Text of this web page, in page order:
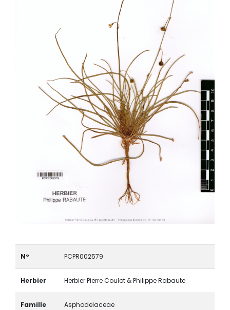
N° PCPR002579
Herbier Herbier Pierre Coulot & Philippe Rabaute
Famille Asphodelaceae